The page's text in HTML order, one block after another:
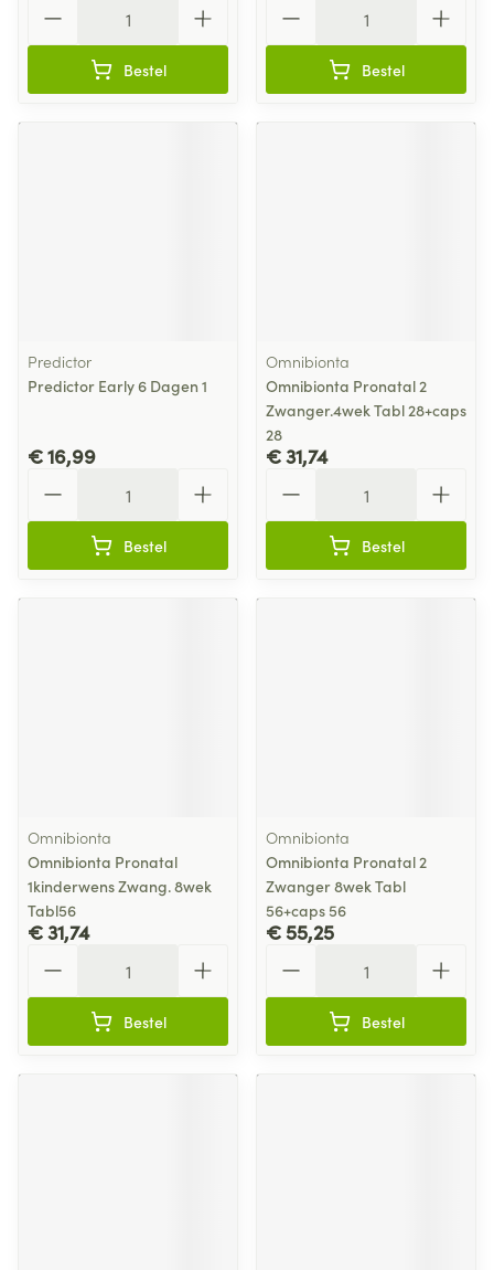
Bestel Bestel
Predictor
Predictor Early 6 Dagen 1
€ 16,99
Bestel
Omnibionta
Omnibionta Pronatal 2
Zwanger.4wek Tabl 28+caps
28
€ 31,74
Bestel
Omnibionta
Omnibionta Pronatal
1kinderwens Zwang. 8wek
Tabl56
€ 31,74
Bestel
Omnibionta
Omnibionta Pronatal 2
Zwanger 8wek Tabl
56+caps 56
€ 55,25
Bestel